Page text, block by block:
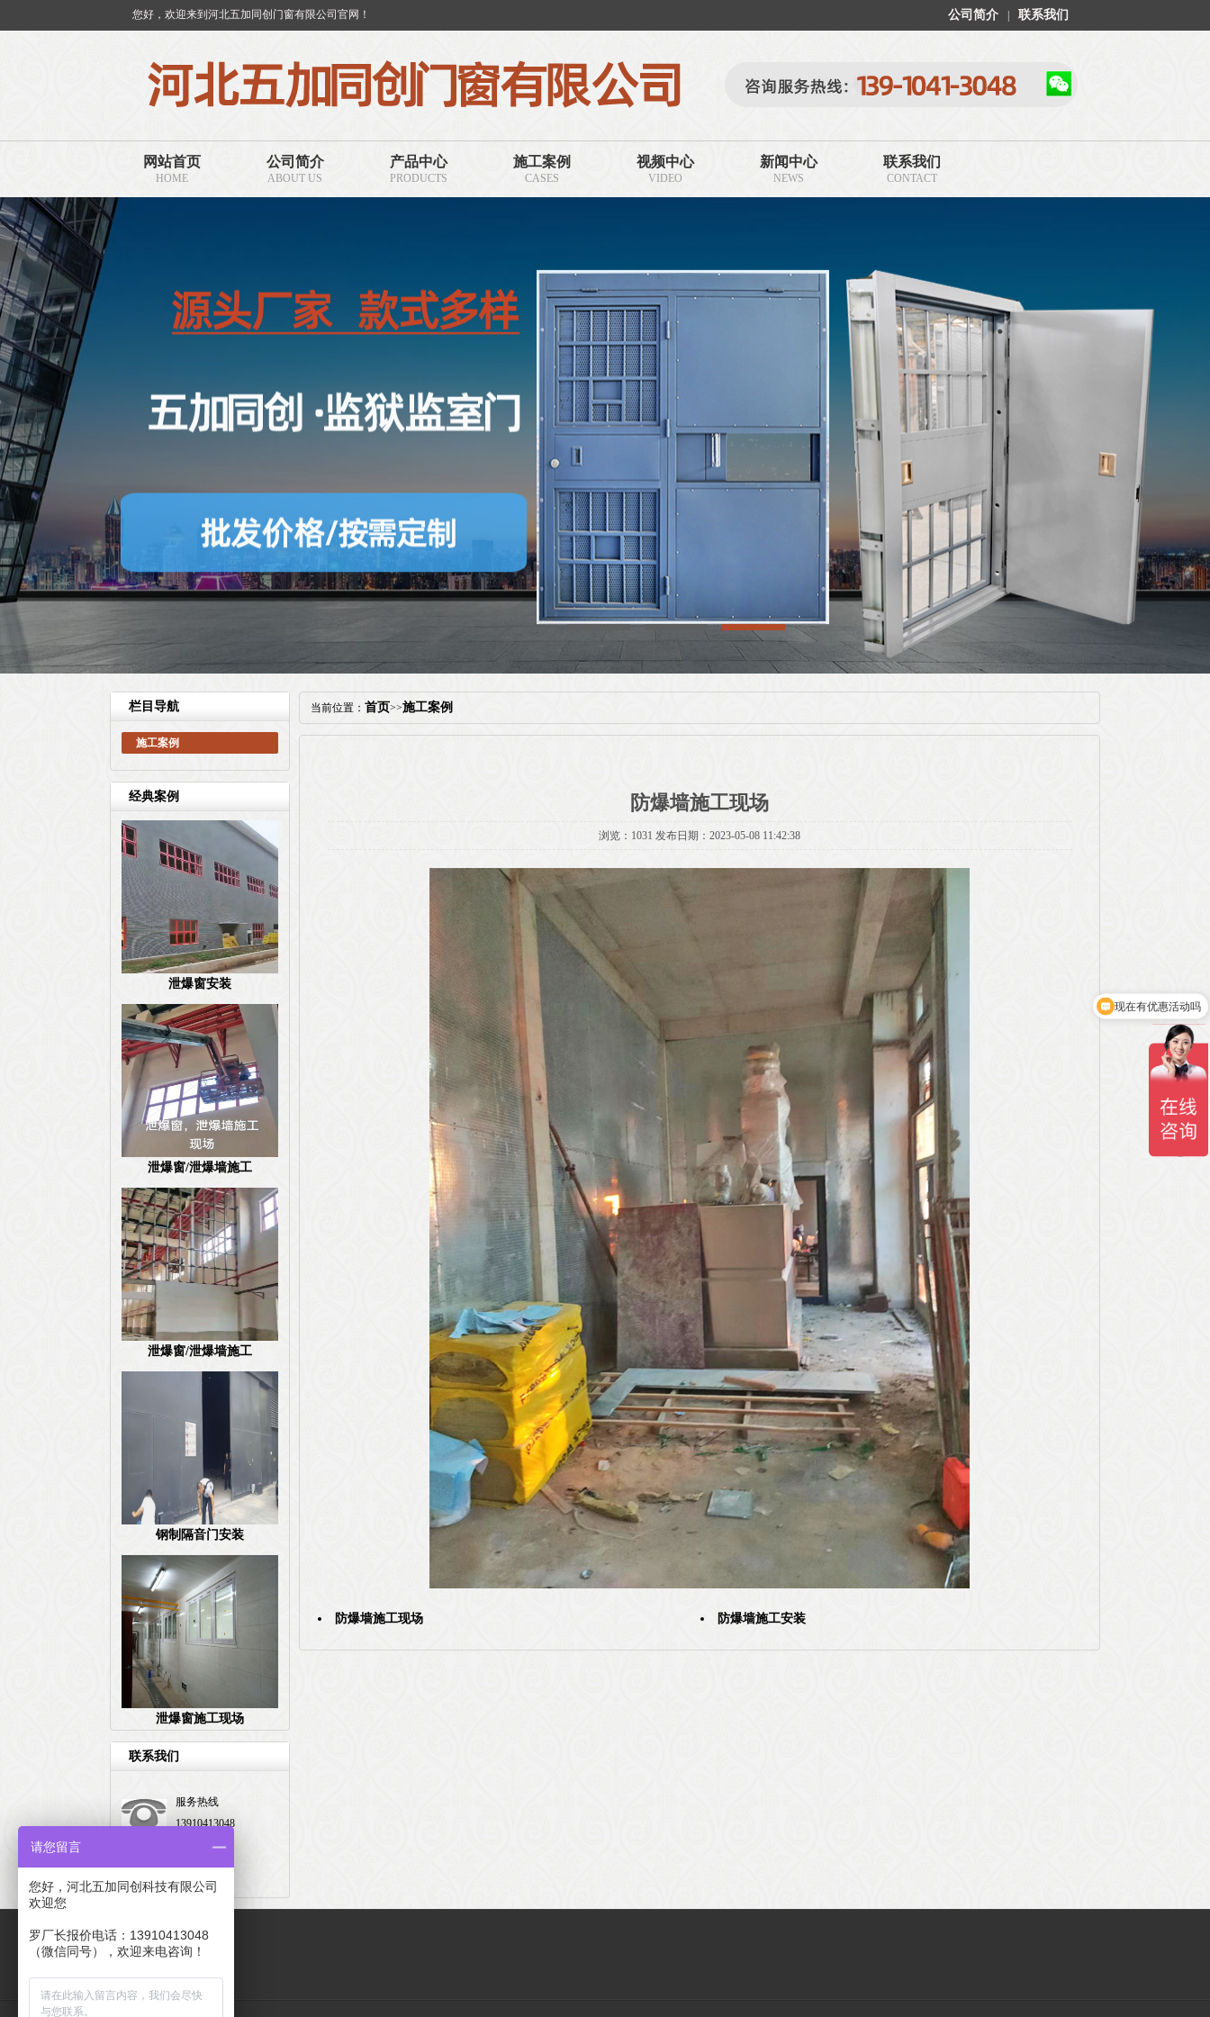
您好，欢迎来到河北五加同创门窗有限公司官网！ 公司简介 联系我们
网站首页
HOME
公司简介
ABOUT US
产品中心
PRODUCTS
施工案例
CASES
视频中心
VIDEO
新闻中心
NEWS
联系我们
CONTACT
栏目导航
施工案例
经典案例
泄爆窗安装
泄爆窗/泄爆墙施工
泄爆窗/泄爆墙施工
钢制隔音门安装
泄爆窗施工现场
联系我们
服务热线
13910413048
当前位置： 首页>>施工案例
防爆墙施工现场
浏览：1031 发布日期：2023-05-08 11:42:38
防爆墙施工现场 防爆墙施工安装
友情链接
可以介绍下你们的产品么
请您留言
您好，河北五加同创科技有限公司
欢迎您
罗厂长报价电话：13910413048
（微信同号），欢迎来电咨询！